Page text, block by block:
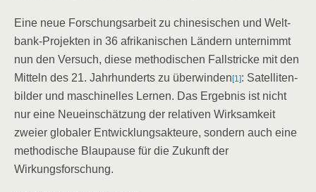
Eine neue For­schungs­ar­beit zu chi­ne­si­schen und Welt­
bank-Pro­jek­ten in 36 afri­ka­ni­schen Län­dern unter­nimmt
nun den Ver­such, die­se metho­di­schen Fall­stri­cke mit den
Mit­teln des 21. Jahr­hun­derts zu über­win­den [1]: Satel­li­ten­
bil­der und maschi­nel­les Ler­nen. Das Ergeb­nis ist nicht
nur eine Neu­ein­schät­zung der rela­ti­ven Wirk­sam­keit
zwei­er glo­ba­ler Ent­wick­lungs­ak­teu­re, son­dern auch eine
metho­di­sche Blau­pau­se für die Zukunft der
Wirkungsforschung.